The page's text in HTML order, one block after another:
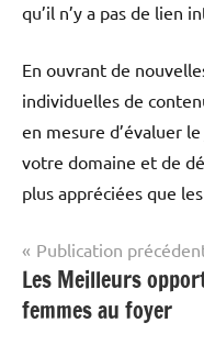
qu’il n’y a pas de lien
En ouvrant de
individuelles de
en mesure d’évaluer
votre domaine et de
plus appréciées que
Informatique
& Internet
Navigation
de
l’article
Publication
Les Meilleurs
femmes au foyer